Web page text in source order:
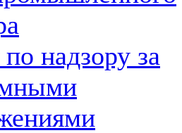
надзору за